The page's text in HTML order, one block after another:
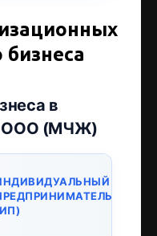
в
ООО (МЧЖ)